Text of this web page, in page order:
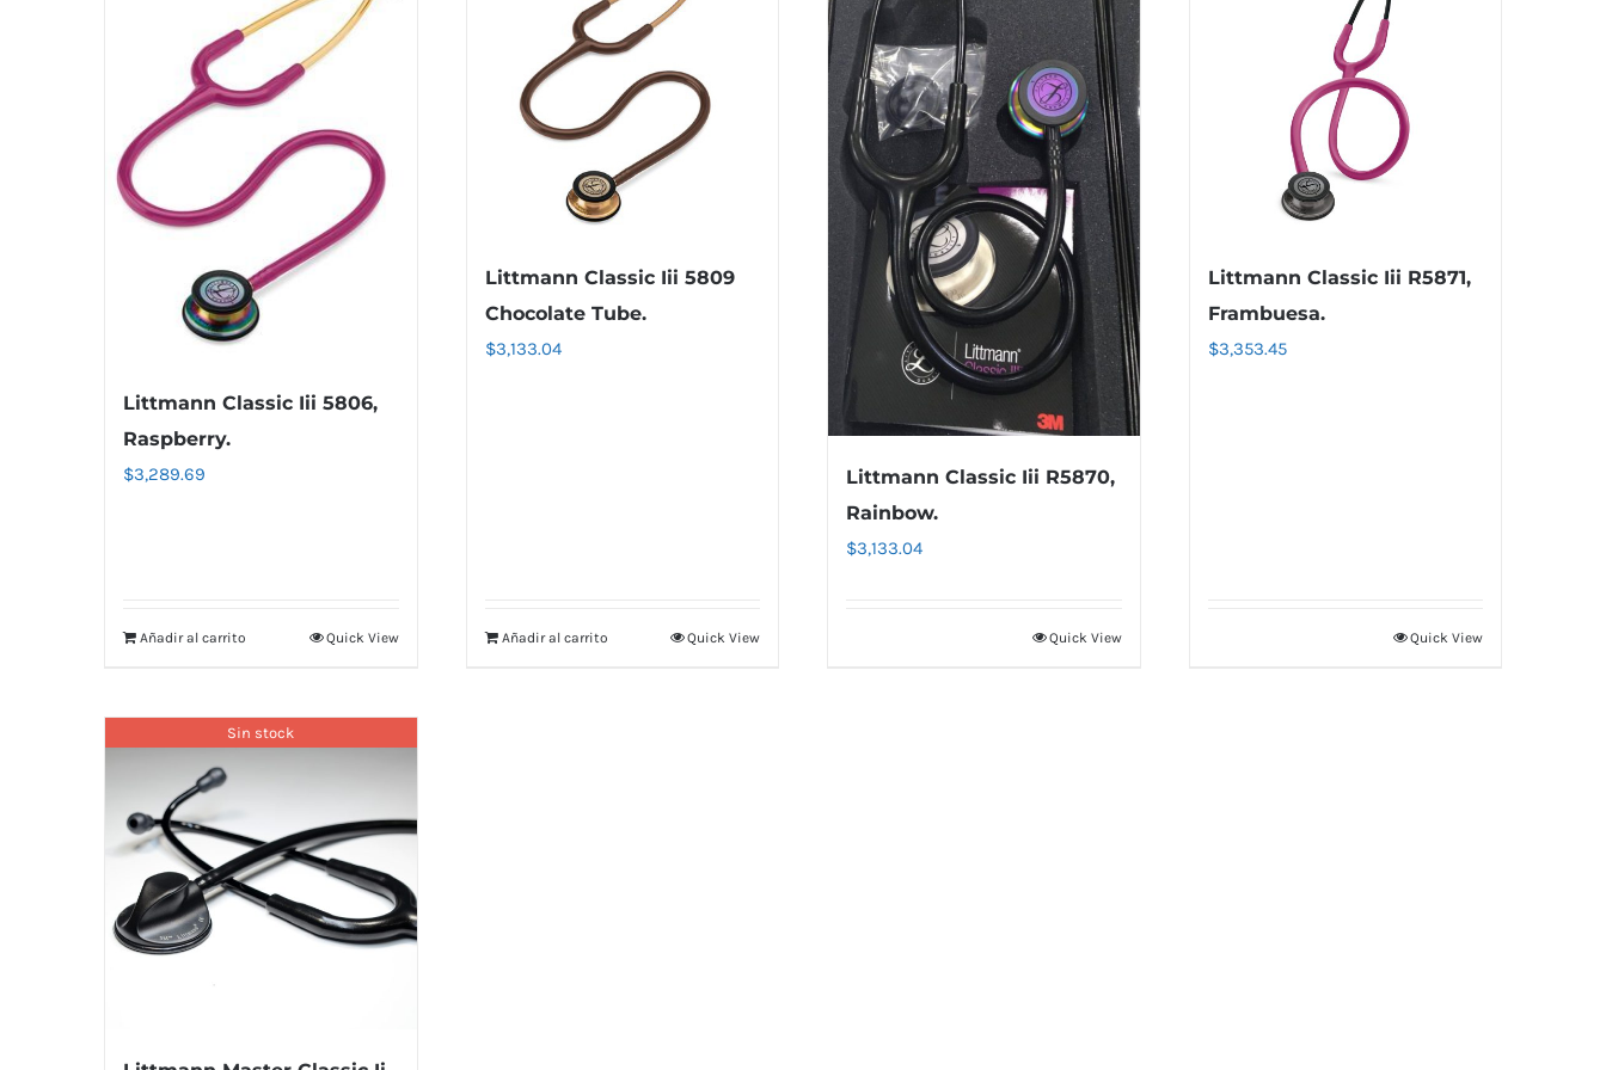
Littmann Classic Iii 5806,
Raspberry.
$3,289.69
Añadir al carrito Quick View
Littmann Classic Iii 5809
Chocolate Tube.
$3,133.04
Añadir al carrito Quick View
Littmann Classic Iii R5870,
Rainbow.
$3,133.04
Quick View
Littmann Classic Iii R5871,
Frambuesa.
$3,353.45
Quick View
Sin stock